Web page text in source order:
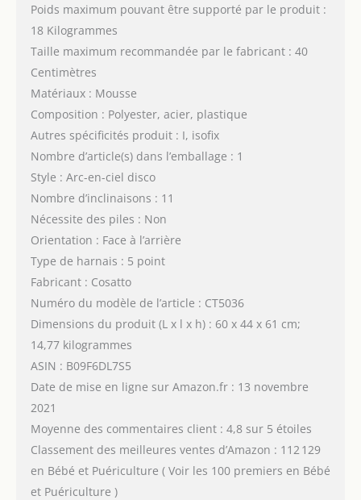
Poids maximum pouvant être supporté par le produit :
18 Kilogrammes
Taille maximum recommandée par le fabricant : 40
Centimètres
Matériaux : Mousse
Composition : Polyester, acier, plastique
Autres spécificités produit : I, isofix
Nombre d’article(s) dans l’emballage : 1
Style : Arc-en-ciel disco
Nombre d’inclinaisons : 11
Nécessite des piles : Non
Orientation : Face à l’arrière
Type de harnais : 5 point
Fabricant : Cosatto
Numéro du modèle de l’article : CT5036
Dimensions du produit (L x l x h) : 60 x 44 x 61 cm;
14,77 kilogrammes
ASIN : B09F6DL7S5
Date de mise en ligne sur Amazon.fr : 13 novembre
2021
Moyenne des commentaires client : 4,8 sur 5 étoiles
Classement des meilleures ventes d’Amazon : 112 129
en Bébé et Puériculture ( Voir les 100 premiers en Bébé
et Puériculture )